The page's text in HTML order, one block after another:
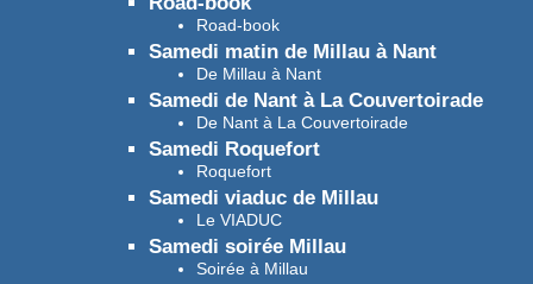
Road-book
Samedi matin de Millau à Nant
De Millau à Nant
Samedi de Nant à La Couvertoirade
De Nant à La Couvertoirade
Samedi Roquefort
Roquefort
Samedi viaduc de Millau
Le VIADUC
Samedi soirée Millau
Soirée à Millau